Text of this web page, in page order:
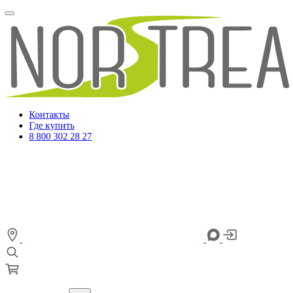
Контакты
Где купить
8 800 302 28 27